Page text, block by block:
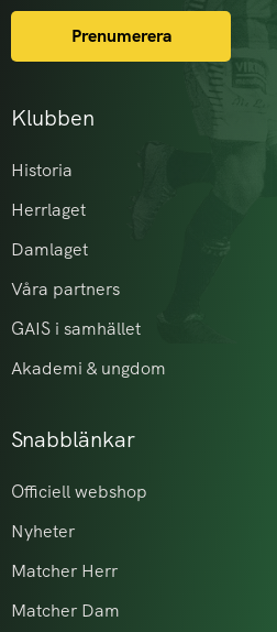
Klubben
Historia
Herrlaget
Damlaget
Våra partners
GAIS i samhället
Akademi & ungdom
Snabblänkar
Officiell webshop
Nyheter
Matcher Herr
Matcher Dam
Prenumerera